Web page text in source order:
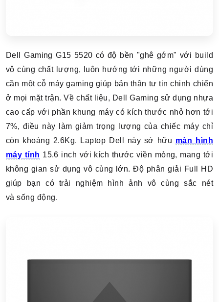
Dell Gaming G15 5520 có độ bền "ghê gớm" với build
vô cùng chất lượng, luôn hướng tới những người dùng
cần một cỗ máy gaming giúp bản thân tự tin chinh chiến
ở mọi mặt trận. Về chất liệu, Dell Gaming sử dụng nhựa
cao cấp với phần khung máy có kích thước nhỏ hơn tới
7%, điều này làm giảm trọng lượng của chiếc máy chỉ
còn khoảng 2.6Kg.
Laptop Dell này sở hữu màn hình
máy tính 15.6 inch với kích thước viền mỏng, mang tới
không gian sử dụng vô cùng lớn. Độ phân giải Full HD
giúp bạn có trải nghiệm hình ảnh vô cùng sắc nét
và sống động.